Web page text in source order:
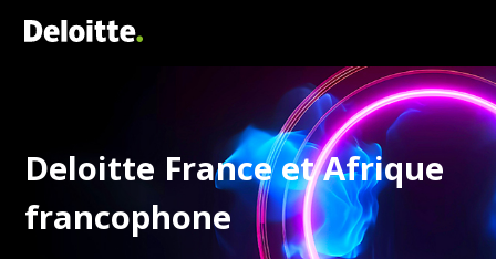
Deloitte France et Afrique
francophone